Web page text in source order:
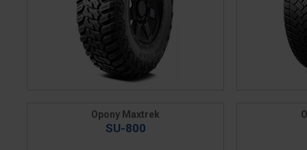
Opony Maxtrek
SU-800